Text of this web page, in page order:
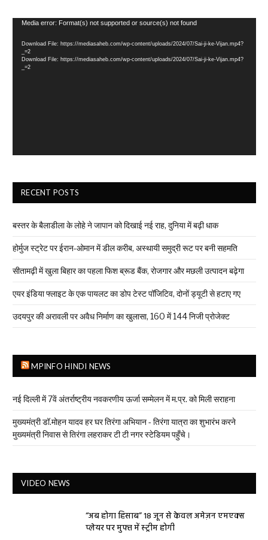
Video
Media error: Format(s) not supported or source(s) not found
Download File: https://mediasaheb.com/wp-content/uploads/2024/07/Sai-ji-ke-Vijan.mp4?
_=2
Download File: https://mediasaheb.com/wp-content/uploads/2024/07/Sai-ji-ke-Vijan.mp4?
_=2
RECENT POSTS
बस्तर के बैलाडीला के लोहे ने जापान को दिखाई नई राह, दुनिया में बढ़ी धाक
होर्मुज स्ट्रेट पर ईरान-ओमान में डील करीब, अस्थायी समुद्री रूट पर बनी सहमति
सीतामढ़ी में खुला बिहार का पहला फिश ब्रूड बैंक, रोजगार और मछली उत्पादन बढ़ेगा
एयर इंडिया फ्लाइट के एक पायलट का डोप टेस्ट पॉजिटिव, दोनों ड्यूटी से हटाए गए
उदयपुर की अरावली पर अवैध निर्माण का खुलासा, 160 में 144 निजी प्रोजेक्ट
MPINFO HINDI NEWS
नई दिल्ली में 7वें अंतर्राष्ट्रीय नवकरणीय ऊर्जा सम्मेलन में म.प्र. को मिली सराहना
मुख्यमंत्री डॉ.मोहन यादव हर घर तिरंगा अभियान - तिरंगा यात्रा का शुभारंभ करने
मुख्यमंत्री निवास से तिरंगा लहराकर टी टी नगर स्टेडियम पहुँचे।
VIDEO NEWS
“अब होगा हिसाब” 18 जून से केवल अमेज़न एमएक्स
प्लेयर पर मुफ्त में स्ट्रीम होगी